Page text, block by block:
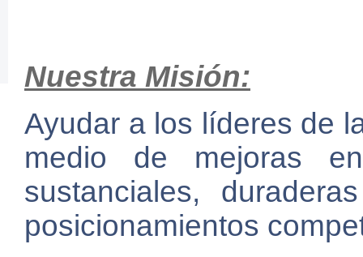
Nuestra Misión:
Ayudar a los líderes de
medio de mejoras
sustanciales,
posicionamientos